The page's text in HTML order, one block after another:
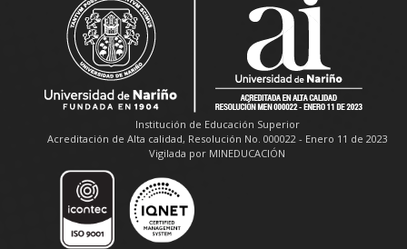
Institución de Educación Superior
Acreditación de Alta calidad, Resolución No. 000022 - Enero 11 de 2023
Vigilada por MINEDUCACIÓN